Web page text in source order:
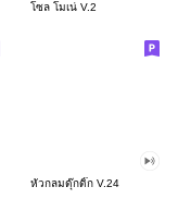
โซล โมเน่ V.2
หัวกลมดุ๊กดิ๊ก V.24